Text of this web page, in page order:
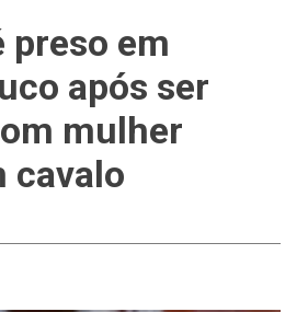
preso em
após ser
mulher
cavalo